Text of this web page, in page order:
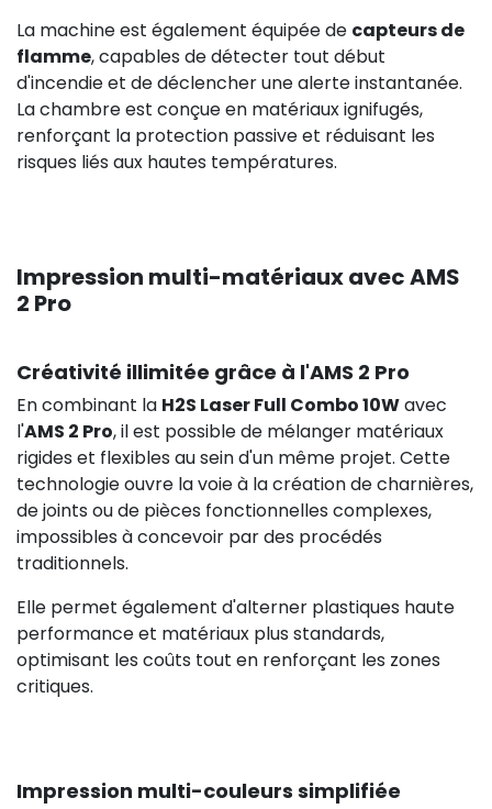
La machine est également équipée de capteurs de
flamme, capables de détecter tout début
d'incendie et de déclencher une alerte instantanée.
La chambre est conçue en matériaux ignifugés,
renforçant la protection passive et réduisant les
risques liés aux hautes températures.
Impression multi-matériaux avec AMS
2 Pro
Créativité illimitée grâce à l'AMS 2 Pro
En combinant la H2S Laser Full Combo 10Wavec
l'AMS 2 Pro, il est possible de mélanger matériaux
rigides et flexibles au sein d'un même projet. Cette
technologie ouvre la voie à la création de charnières,
de joints ou de pièces fonctionnelles complexes,
impossibles à concevoir par des procédés
traditionnels.
Elle permet également d'alterner plastiques haute
performance et matériaux plus standards,
optimisant les coûts tout en renforçant les zones
critiques.
Impression multi-couleurs simplifiée